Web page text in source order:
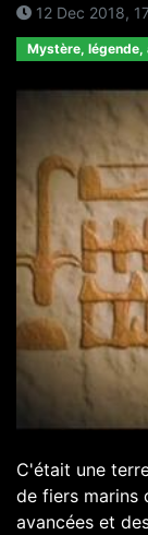
12 Dec 2018,
Mystère, légende,
C'était une
de fiers marins
avancées et